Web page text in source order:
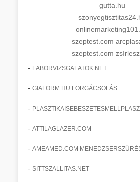
gutta.hu
szeptest.com
szeptest.com
- LABORVIZSGALATOK.NET
- GIAFORM.HU FORGÁCSOLÁS
-
- ATTILAGLAZER.COM
- AMEAMED.COM
- SITTSZALLITAS.NET